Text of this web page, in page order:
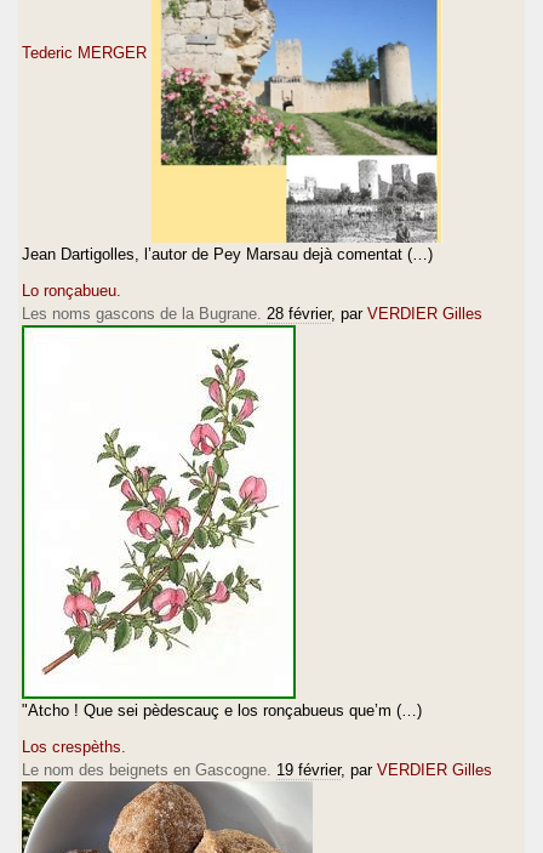
Tederic MERGER
Jean Dartigolles, l’autor de Pey Marsau dejà comentat (…)
Lo ronçabueu.
Les noms gascons de la Bugrane. 28 février, par VERDIER Gilles
"Atcho ! Que sei pèdescauç e los ronçabueus que’m (…)
Los crespèths.
Le nom des beignets en Gascogne. 19 février, par VERDIER Gilles